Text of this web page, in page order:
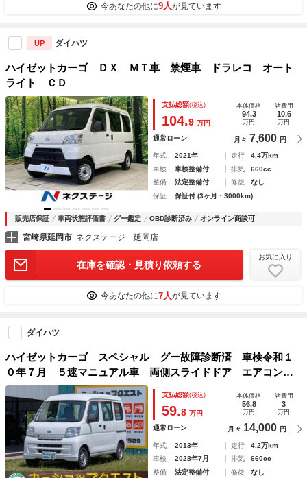
今あなたの他に9人が見ています
UP ダイハツ
ハイゼットカーゴ ＤＸ ＭＴ車 禁煙車 ドラレコ オート
ライト ＣＤ
支払総額(税込)
104.9 万円
本体価格
94.3
万円
諸費用
10.6
万円
通常ローン 月々 7,600 円
年式 2021年 走行
4.4万km
車検
車検整備付 排気
660cc
整備
法定整備付 修復
なし
保証
保証付 (3ヶ月・3000km)
販売店保証 車両状態評価書 グー鑑定 OBD診断済み オンライン商談可
宮崎県延岡市 ネクステージ 延岡店
在庫を確認・見積り依頼する
お気に入り
今あなたの他に7人が見ています
ダイハツ
ハイゼットカーゴ スペシャル グー故障診断済 車検令和１
０年７月 ５速マニュアル車 両側スライドドア エアコン
パワーステアリング 走行距離４２４００ｋｍ ダブルエアバ
ッグ ＡＭＦＭラジオ
支払総額(税込)
59.8 万円
本体価格
56.8
万円
諸費用
3
万円
通常ローン 月々 14,000 円
年式 2013年 走行
4.2万km
車検
2028年7月 排気
660cc
整備
法定整備付 修復
なし